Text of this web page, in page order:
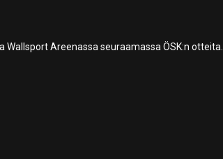
Areenassa seuraamassa ÖSK:n otteita.